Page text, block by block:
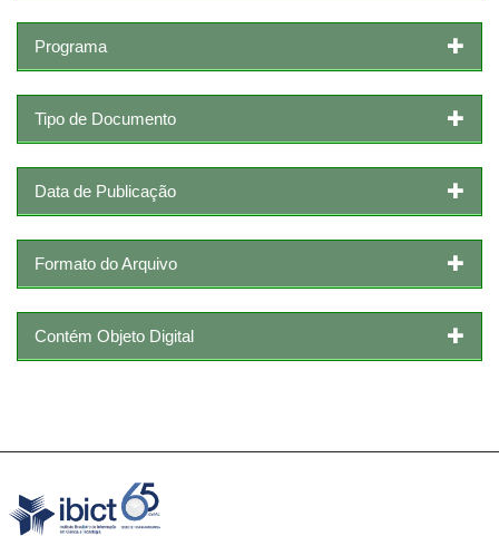
Programa
Tipo de Documento
Data de Publicação
Formato do Arquivo
Contém Objeto Digital